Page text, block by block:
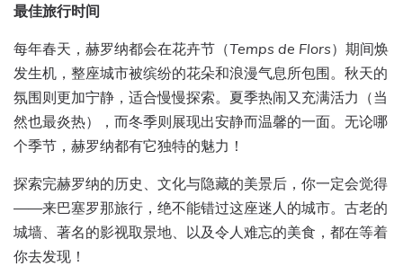
最佳旅行时间
每年春天，赫罗纳都会在花卉节（Temps de Flors）期间焕
发生机，整座城市被缤纷的花朵和浪漫气息所包围。秋天的
氛围则更加宁静，适合慢慢探索。夏季热闹又充满活力（当
然也最炎热），而冬季则展现出安静而温馨的一面。无论哪
个季节，赫罗纳都有它独特的魅力！
探索完赫罗纳的历史、文化与隐藏的美景后，你一定会觉得
——来巴塞罗那旅行，绝不能错过这座迷人的城市。古老的
城墙、著名的影视取景地、以及令人难忘的美食，都在等着
你去发现！